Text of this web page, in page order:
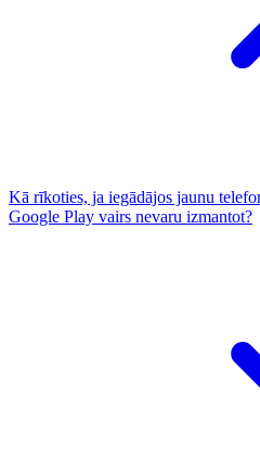
Kā rīkoties, ja iegādājos jaunu
Google Play vairs nevaru izmantot?